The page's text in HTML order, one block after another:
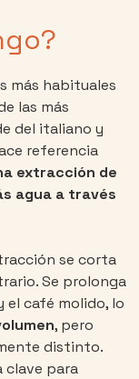
más habituales
las más
del italiano y
referencia
extracción de
agua a través
se corta
Se prolonga
café molido, lo
, pero
distinto.
clave para